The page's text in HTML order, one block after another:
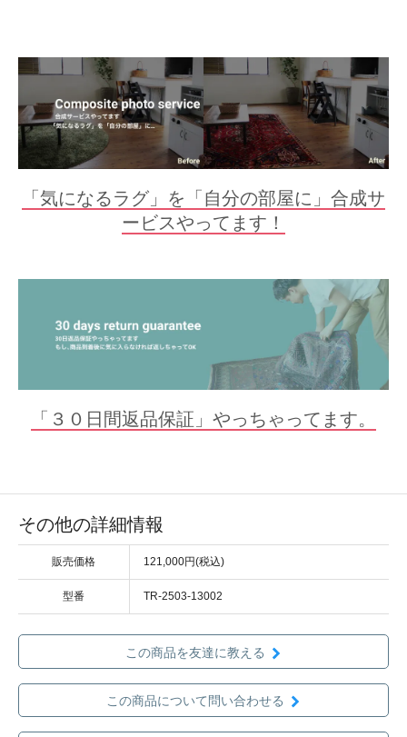
「気になるラグ」を「自分の部屋に」合成サ
ービスやってます！
「３０日間返品保証」やっちゃってます。
その他の詳細情報
販売価格 121,000円(税込)
型番 TR-2503-13002
この商品を友達に教える
この商品について問い合わせる